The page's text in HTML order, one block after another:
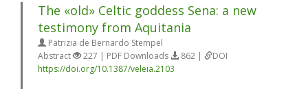
The «old» Celtic goddess Sena: a new
testimony from Aquitania
Patrizia de Bernardo Stempel
Abstract
227 | PDF Downloads 862 |
DOI
https://doi.org/10.1387/veleia.2103